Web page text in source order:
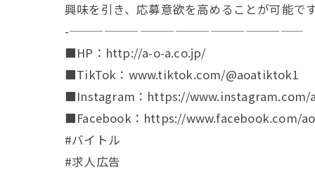
興味を引き、応募意欲を高めることが可能です
-————————————————————
■HP：http://a-o-a.co.jp/
■TikTok：www.tiktok.com/@aoatiktok1
■Instagram：https://www.instagram.com/
■Facebook：https://www.facebook.com/
#バイトル
#求人広告